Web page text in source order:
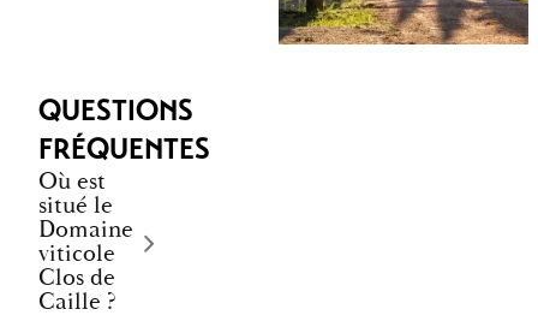
QUESTIONS
FRÉQUENTES
Où est
situé le
Domaine
viticole
Clos de
Caille ?